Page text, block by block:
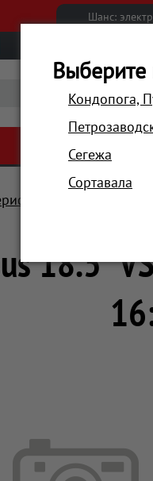
Шанс:
АКЦИИ
18.5"
Выберите
Кондопога,
Сегежа
Сортавала